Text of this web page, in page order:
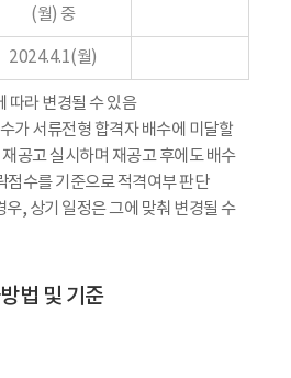
(월) 중
2024.4.1(월)
따라 변경될 수 있음
가 서류전형 합격자 배수에 미달할
공고 실시하며 재공고 후에도 배수
점수를 기준으로 적격여부 판단
우, 상기 일정은 그에 맞춰 변경될 수
법 및 기준